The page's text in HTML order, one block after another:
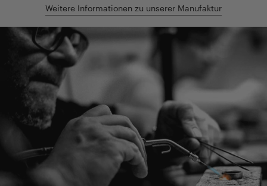
Weitere Informationen zu unserer Manufaktur